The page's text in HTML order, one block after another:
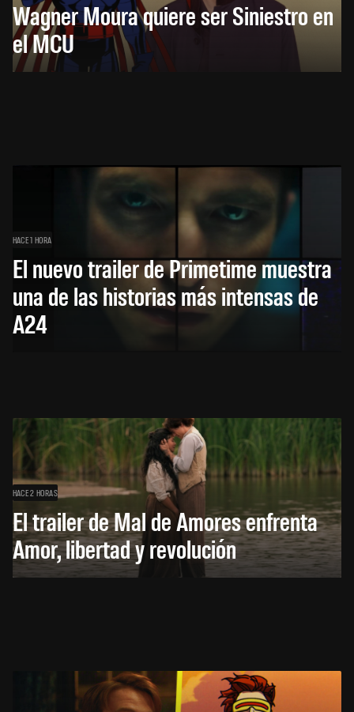
Wagner Moura quiere ser Siniestro en
el MCU
HACE 1 HORA
El nuevo trailer de Primetime muestra
una de las historias más intensas de
A24
HACE 2 HORAS
El trailer de Mal de Amores enfrenta
Amor, libertad y revolución